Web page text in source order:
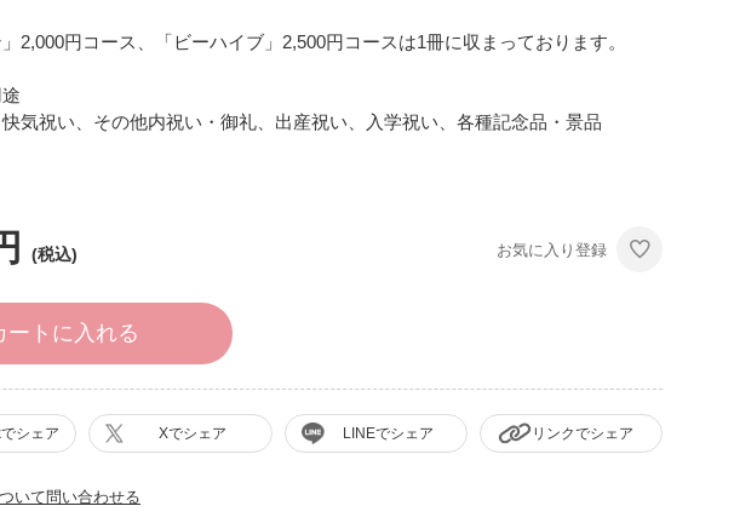
お気に入り登録
ートに入れる
2,000円コース、「ビーハイブ」2,500円コースは1冊に収まっております。
気祝い、その他内祝い・御礼、出産祝い、入学祝い、各種記念品・景品
いて問い合わせる
シェア Xでシェア LINEでシェア リンクでシェア